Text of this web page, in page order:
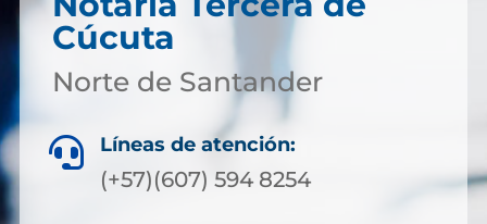
Cúcuta
Norte de Santander
 Líneas de atención:
(+57)(607) 594 8254